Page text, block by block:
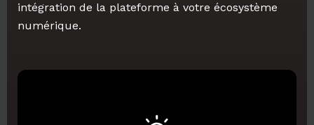
intégration de la plateforme à votre écosystème
numérique.